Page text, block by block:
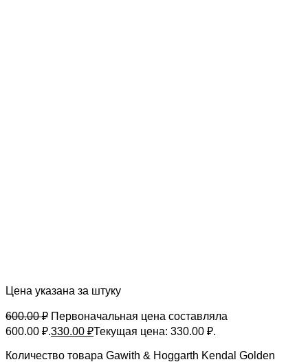
Цена указана за штуку
600.00₽ Первоначальная цена составляла
600.00 ₽.330.00 ₽Текущая цена: 330.00 ₽.
Количество товара Gawith & Hoggarth Kendal Golden